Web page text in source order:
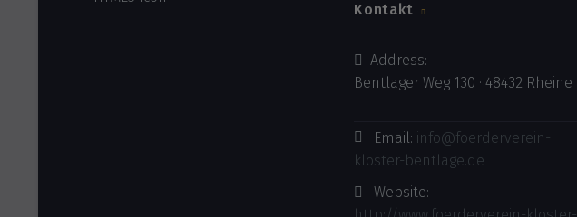
Kontakt
Address:
Bentlager Weg 130 · 48432 Rheine
Email: info@foerderverein-
kloster-bentlage.de
Website: